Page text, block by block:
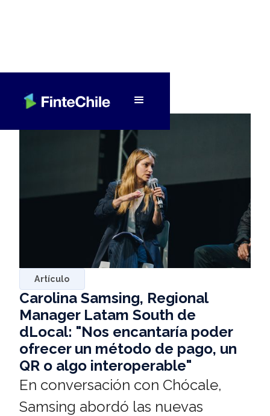
Artículo
Carolina Samsing, Regional
Manager Latam South de
dLocal: "Nos encantaría poder
ofrecer un método de pago, un
QR o algo interoperable"
En conversación con Chócale,
Samsing abordó las nuevas